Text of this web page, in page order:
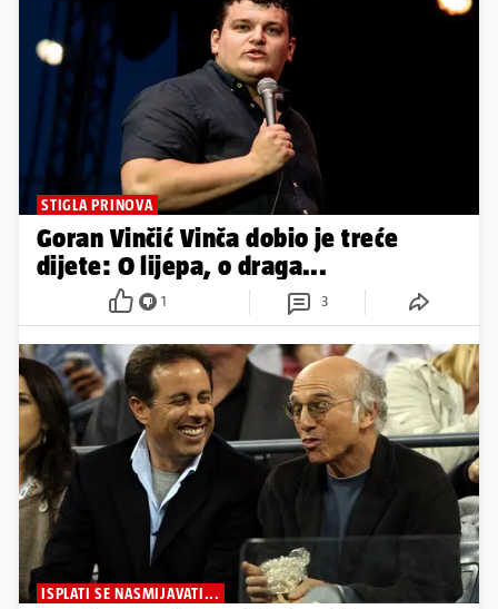
STIGLA PRINOVA
Goran Vinčić Vinča dobio je treće
dijete: O lijepa, o draga...
1 3
ISPLATI SE NASMIJAVATI...